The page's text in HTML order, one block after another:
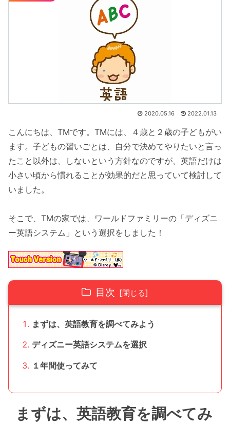
2020.05.16 2022.01.13
こんにちは、TMです。TMには、４歳と２歳の子どもがい
ます。子どもの習いごとは、自分で決めてやりたいと言っ
たこと以外は、しないという方針なのですが、英語だけは
小さい頃から慣れることが効果的だと思っていて検討して
いました。
そこで、TMの家では、ワールドファミリーの「ディズニ
ー英語システム」という選択をしました！
目次
まずは、英語教育を調べてみよう
ディズニー英語システムを選択
１年間使ってみて
まずは、英語教育を調べてみ